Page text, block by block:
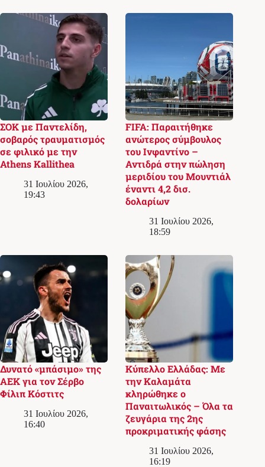
ΣΟΚ με Παντελίδη,
σοβαρός τραυματισμός
σε φιλικό με την
Athens Kallithea
31 Ιουλίου 2026,
19:43
FIFA: Παραιτήθηκε
ανώτερος σύμβουλος
του Ινφαντίνο –
Αντιδρά στην πώληση
μεριδίου του Μουντιάλ
έναντι 4,2 δισ.
δολαρίων
31 Ιουλίου 2026,
18:59
Δυνατό «μπάσιμο» της
ΑΕΚ για τον Σέρβο
Φίλιπ Κόστιτς
31 Ιουλίου 2026,
16:40
Κύπελλο Ελλάδας: Με
την Καλαμάτα
κληρώθηκε ο
Παναιτωλικός – Όλα τα
ζευγάρια της 2ης
προκριματικής φάσης
31 Ιουλίου 2026,
16:19